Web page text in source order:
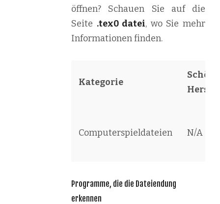
öffnen? Schauen Sie auf die
Seite .tex0 datei, wo Sie mehr
Informationen finden.
Kategorie
Computerspieldateien N/A
Programme, die die Dateiendung
erkennen